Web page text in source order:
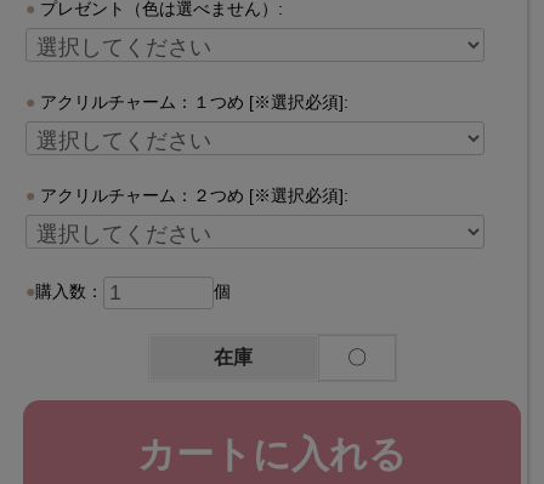
プレゼント（色は選べません）:
アクリルチャーム：１つめ [※選択必須]:
アクリルチャーム：２つめ [※選択必須]:
購入数： 個
在庫 〇